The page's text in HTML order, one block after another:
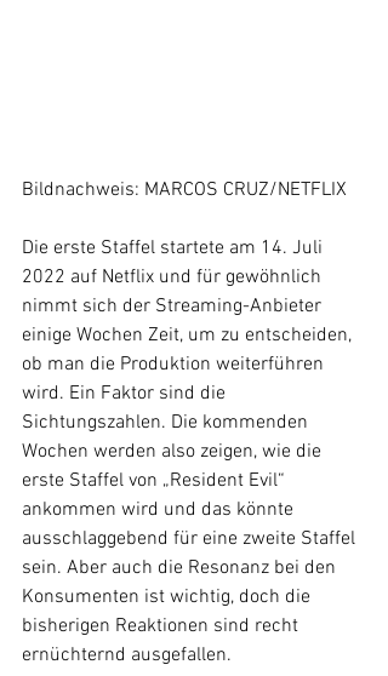
Bildnachweis: MARCOS CRUZ/NETFLIX
Die erste Staffel startete am 14. Juli
2022 auf Netflix und für gewöhnlich
nimmt sich der Streaming-Anbieter
einige Wochen Zeit, um zu entscheiden,
ob man die Produktion weiterführen
wird. Ein Faktor sind die
Sichtungszahlen. Die kommenden
Wochen werden also zeigen, wie die
erste Staffel von „Resident Evil“
ankommen wird und das könnte
ausschlaggebend für eine zweite Staffel
sein. Aber auch die Resonanz bei den
Konsumenten ist wichtig, doch die
bisherigen Reaktionen sind recht
ernüchternd ausgefallen.